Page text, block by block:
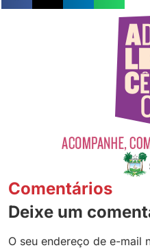
Comentários
Deixe um
O seu endereço de e-mail